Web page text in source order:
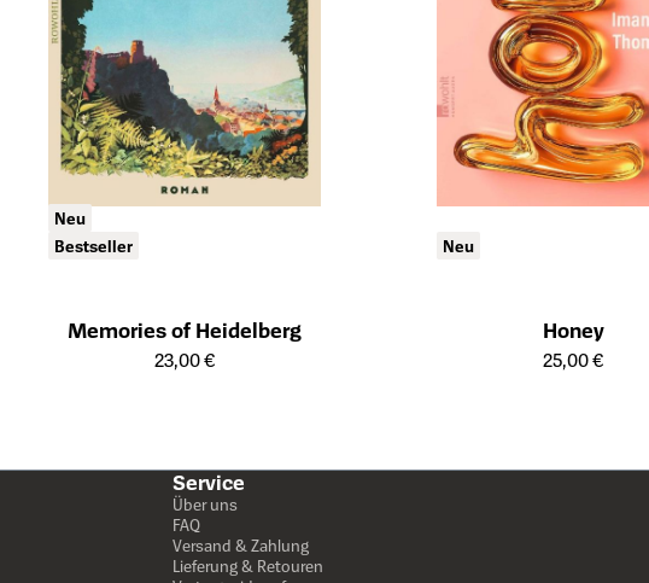
Neu
Bestseller
Memories of Heidelberg
Öffnet die Detailseite des Produkts
23,00 €
Neu
Honey
Öffnet die Detailseite des
25,00 €
Service
Über uns
FAQ
Versand & Zahlung
Lieferung & Retouren